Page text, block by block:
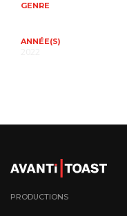
GENRE
ANNÉE(S)
PRODUCTIONS